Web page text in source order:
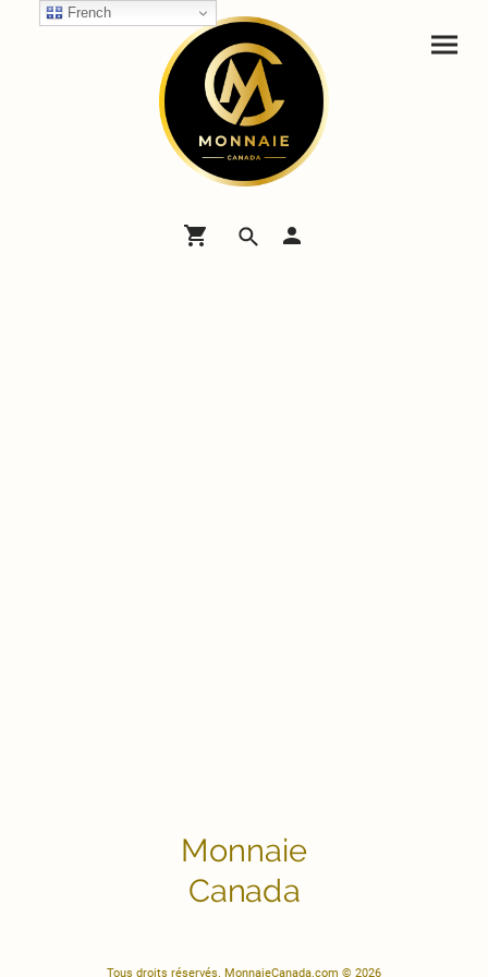
Monnaie
Canada
Tous droits réservés. MonnaieCanada.com © 2026
French